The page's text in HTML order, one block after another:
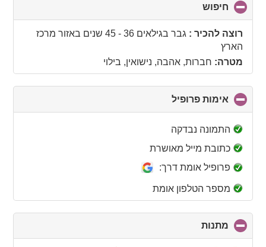
חיפוש
to
collapseרוצה להכיר : גבר בגילאים 36 - 45 שנים באזור מרכז
הארץ
מטרה: חברות, אהבה, נישואין, בילוי
אימות פרופיל
to
התמונה נבדקה
כתובת מייל מאושרת
פרופיל אומת דרך:
מספר הטלפון אומת
מתנות
to